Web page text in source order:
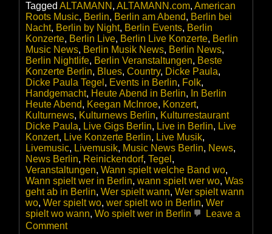
Tagged ALTAMANN , ALTAMANN.com, American
Roots Music, Berlin, Berlin am Abend, Berlin bei
Nacht, Berlin by Night, Berlin Events, Berlin
Konzerte, Berlin Live, Berlin Live Konzerte, Berlin
Music News, Berlin Musik News, Berlin News,
Berlin Nightlife, Berlin Veranstaltungen, Beste
Konzerte Berlin, Blues, Country, Dicke Paula,
Dicke Paula Tegel , Events in Berlin, Folk,
Handgemacht, Heute Abend in Berlin, In Berlin
Heute Abend, Keegan McInroe, Konzert,
Kulturnews, Kulturnews Berlin, Kulturrestaurant
Dicke Paula, Live Gigs Berlin, Live in Berlin, Live
Konzert, Live Konzerte Berlin, Live Musik,
Livemusic, Livemusik, Music News Berlin, News,
News Berlin, Reinickendorf, Tegel ,
Veranstaltungen, Wann spielt welche Band wo,
Wann spielt wer in Berlin, wann spielt wer wo, Was
geht ab in Berlin, Wer spielt wann, Wer spielt wann
wo, Wer spielt wo, wer spielt wo in Berlin, Wer
spielt wo wann, Wo spielt wer in Berlin
Leave a
Commenton